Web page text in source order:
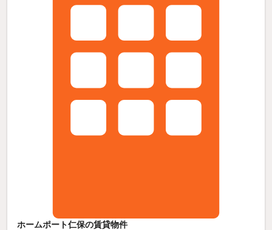
ホームポート仁保の賃貸物件